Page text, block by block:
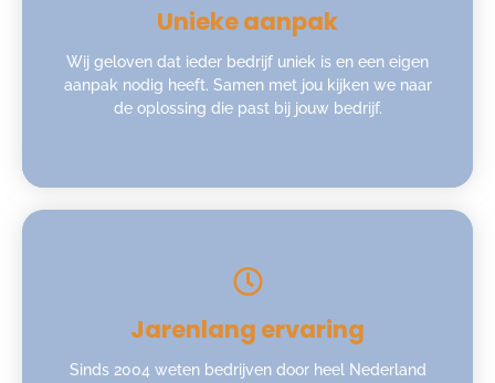
Unieke aanpak
Wij geloven dat ieder bedrijf uniek is en een eigen
aanpak nodig heeft. Samen met jou kijken we naar
de oplossing die past bij jouw bedrijf.
Jarenlang ervaring
Sinds 2004 weten bedrijven door heel Nederland